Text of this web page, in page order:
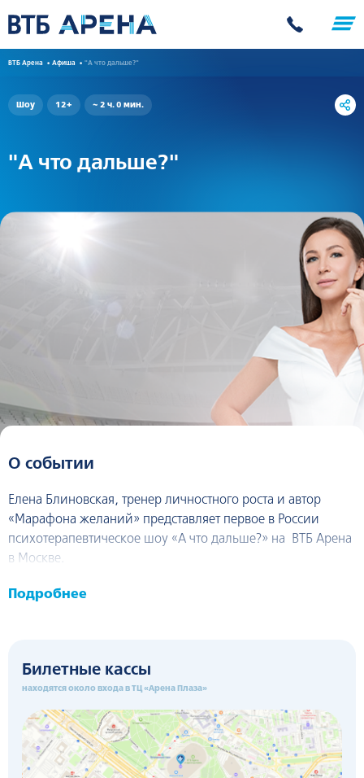
ВТБ Арена Афиша "А что дальше?"
Шоу 12+ ~ 2 ч. 0 мин.
"А что дальше?"
О событии
Елена Блиновская, тренер личностного роста и автор
«Марафона желаний» представляет первое в России
психотерапевтическое шоу «А что дальше?» на ВТБ Арена
в Москве.
Подробнее
Билетные кассы
находятся около входа в ТЦ «Арена Плаза»